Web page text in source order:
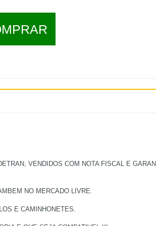
VENDIDOS COM NOTA FISCAL E
NO MERCADO LIVRE.
E CAMINHONETES.